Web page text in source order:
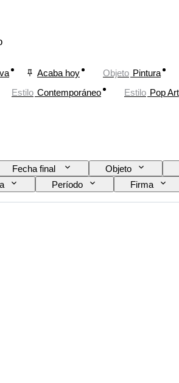
Acaba hoy Objeto Pintura
Estilo Contemporáneo Estilo Pop Art
Fecha final Objeto
Período Firma